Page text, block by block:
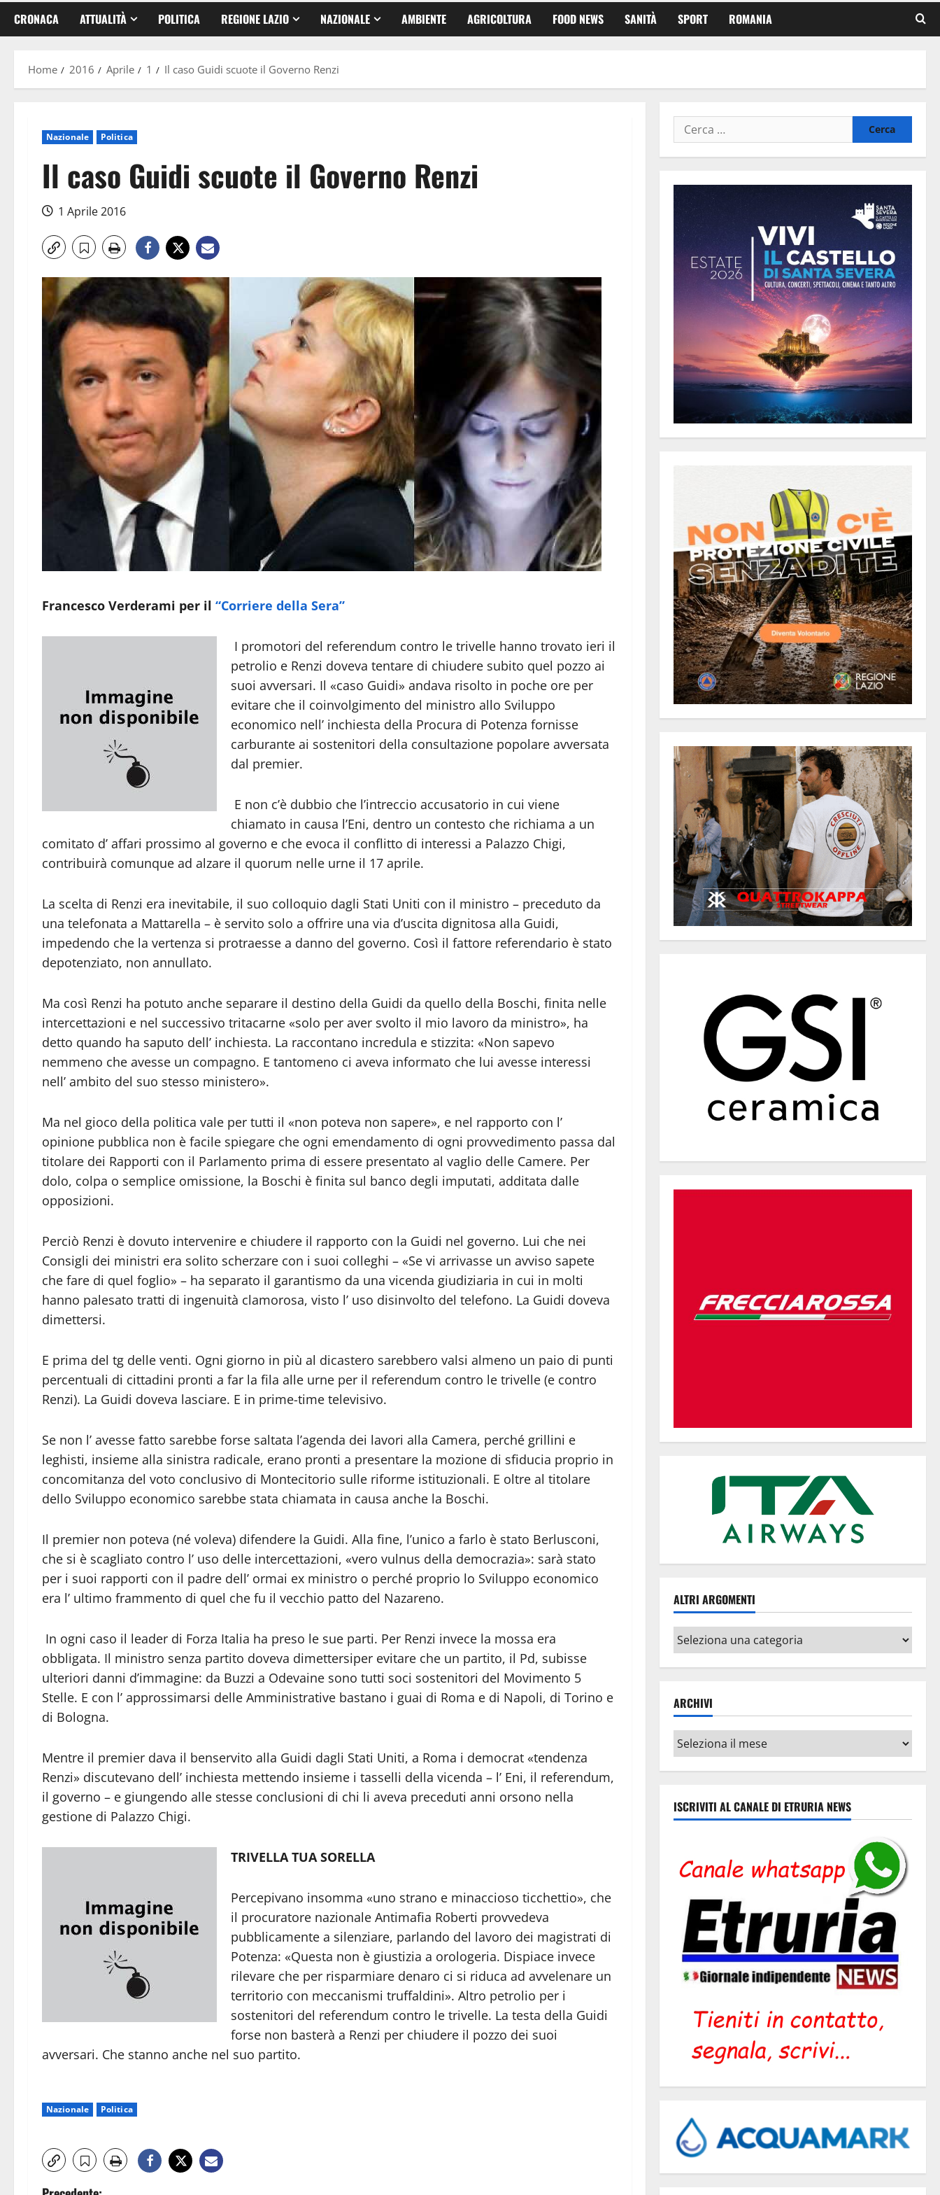
CRONACA ATTUALITÀ POLITICA REGIONE LAZIO NAZIONALE AMBIENTE AGRICOLTURA FOOD NEWS SANITÀ SPORT ROMANIA
Home 2016 Aprile 1 Il caso Guidi scuote il Governo Renzi
Nazionale Politica
Il caso Guidi scuote il Governo Renzi
1 Aprile 2016
Francesco Verderami per il “Corriere della Sera”
I promotori del referendum contro le trivelle hanno trovato ieri il
petrolio e Renzi doveva tentare di chiudere subito quel pozzo ai
suoi avversari. Il «caso Guidi» andava risolto in poche ore per
evitare che il coinvolgimento del ministro allo Sviluppo
economico nell’ inchiesta della Procura di Potenza fornisse
carburante ai sostenitori della consultazione popolare avversata
dal premier.
E non c’è dubbio che l’intreccio accusatorio in cui viene
chiamato in causa l’Eni, dentro un contesto che richiama a un
comitato d’ affari prossimo al governo e che evoca il conflitto di interessi a Palazzo Chigi,
contribuirà comunque ad alzare il quorum nelle urne il 17 aprile.
La scelta di Renzi era inevitabile, il suo colloquio dagli Stati Uniti con il ministro – preceduto da
una telefonata a Mattarella – è servito solo a offrire una via d’uscita dignitosa alla Guidi,
impedendo che la vertenza si protraesse a danno del governo. Così il fattore referendario è stato
depotenziato, non annullato.
Ma così Renzi ha potuto anche separare il destino della Guidi da quello della Boschi, finita nelle
intercettazioni e nel successivo tritacarne «solo per aver svolto il mio lavoro da ministro», ha
detto quando ha saputo dell’ inchiesta. La raccontano incredula e stizzita: «Non sapevo
nemmeno che avesse un compagno. E tantomeno ci aveva informato che lui avesse interessi
nell’ ambito del suo stesso ministero».
Ma nel gioco della politica vale per tutti il «non poteva non sapere», e nel rapporto con l’
opinione pubblica non è facile spiegare che ogni emendamento di ogni provvedimento passa dal
titolare dei Rapporti con il Parlamento prima di essere presentato al vaglio delle Camere. Per
dolo, colpa o semplice omissione, la Boschi è finita sul banco degli imputati, additata dalle
opposizioni.
Perciò Renzi è dovuto intervenire e chiudere il rapporto con la Guidi nel governo. Lui che nei
Consigli dei ministri era solito scherzare con i suoi colleghi – «Se vi arrivasse un avviso sapete
che fare di quel foglio» – ha separato il garantismo da una vicenda giudiziaria in cui in molti
hanno palesato tratti di ingenuità clamorosa, visto l’ uso disinvolto del telefono. La Guidi doveva
dimettersi.
E prima del tg delle venti. Ogni giorno in più al dicastero sarebbero valsi almeno un paio di punti
percentuali di cittadini pronti a far la fila alle urne per il referendum contro le trivelle (e contro
Renzi). La Guidi doveva lasciare. E in prime-time televisivo.
Se non l’ avesse fatto sarebbe forse saltata l’agenda dei lavori alla Camera, perché grillini e
leghisti, insieme alla sinistra radicale, erano pronti a presentare la mozione di sfiducia proprio in
concomitanza del voto conclusivo di Montecitorio sulle riforme istituzionali. E oltre al titolare
dello Sviluppo economico sarebbe stata chiamata in causa anche la Boschi.
Il premier non poteva (né voleva) difendere la Guidi. Alla fine, l’unico a farlo è stato Berlusconi,
che si è scagliato contro l’ uso delle intercettazioni, «vero vulnus della democrazia»: sarà stato
per i suoi rapporti con il padre dell’ ormai ex ministro o perché proprio lo Sviluppo economico
era l’ ultimo frammento di quel che fu il vecchio patto del Nazareno.
In ogni caso il leader di Forza Italia ha preso le sue parti. Per Renzi invece la mossa era
obbligata. Il ministro senza partito doveva dimettersiper evitare che un partito, il Pd, subisse
ulteriori danni d’immagine: da Buzzi a Odevaine sono tutti soci sostenitori del Movimento 5
Stelle. E con l’ approssimarsi delle Amministrative bastano i guai di Roma e di Napoli, di Torino e
di Bologna.
Mentre il premier dava il benservito alla Guidi dagli Stati Uniti, a Roma i democrat «tendenza
Renzi» discutevano dell’ inchiesta mettendo insieme i tasselli della vicenda – l’ Eni, il referendum,
il governo – e giungendo alle stesse conclusioni di chi li aveva preceduti anni orsono nella
gestione di Palazzo Chigi.
TRIVELLA TUA SORELLA
Percepivano insomma «uno strano e minaccioso ticchettio», che
il procuratore nazionale Antimafia Roberti provvedeva
pubblicamente a silenziare, parlando del lavoro dei magistrati di
Potenza: «Questa non è giustizia a orologeria. Dispiace invece
rilevare che per risparmiare denaro ci si riduca ad avvelenare un
territorio con meccanismi truffaldini». Altro petrolio per i
sostenitori del referendum contro le trivelle. La testa della Guidi
forse non basterà a Renzi per chiudere il pozzo dei suoi
avversari. Che stanno anche nel suo partito.
Nazionale Politica
Ricerca
per:
ALTRI ARGOMENTI
Altri
argomenti
ARCHIVI
Archivi
ISCRIVITI AL CANALE DI ETRURIA NEWS